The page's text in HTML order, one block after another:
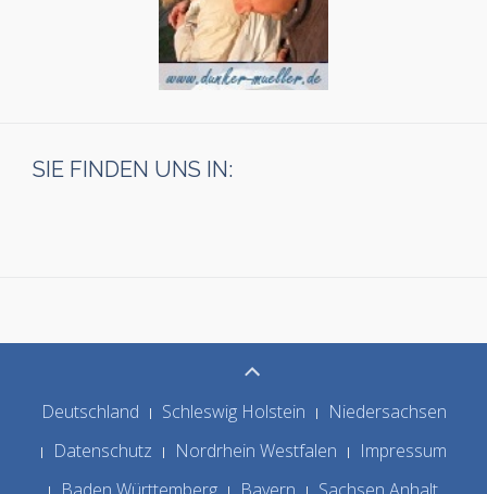
SIE FINDEN UNS IN:
Deutschland Schleswig Holstein
Niedersachsen
Datenschutz
Nordrhein Westfalen
Impressum